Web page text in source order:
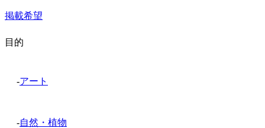
掲載希望
目的
-アート
-自然・植物